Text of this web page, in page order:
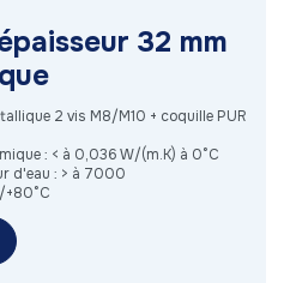
32 mm
2 vis M8/M10 + coquille PUR
: < à 0,036 W/(m.K) à 0°C
d'eau : > à 7000